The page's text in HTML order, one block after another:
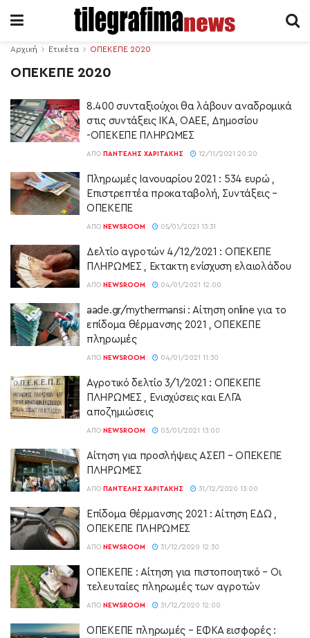
Αρχική Ετικέτα ΟΠΕΚΕΠΕ 2020
ΟΠΕΚΕΠΕ 2020
8.400 συνταξιούχοι θα λάβουν αναδρομικά
στις συντάξεις ΙΚΑ, ΟΑΕΕ, Δημοσίου
-ΟΠΕΚΕΠΕ ΠΛΗΡΩΜΕΣ
ΑΠΌ ΠΑΝΤΕΛΉΣ ΧΑΡΙΤΆΚΗΣ 12/11/2021 20:20
Πληρωμές Ιανουαρίου 2021 : 534 ευρώ ,
Επιστρεπτέα προκαταβολή, Συντάξεις –
ΟΠΕΚΕΠΕ
ΑΠΌ NEWSROOM 05/01/2021 13:31
Δελτίο αγροτών 4/12/2021 : ΟΠΕΚΕΠΕ
ΠΛΗΡΩΜΕΣ , Έκτακτη ενίσχυση ελαιολάδου
ΑΠΌ NEWSROOM 04/01/2021 12:00
aade.gr/mythermansi : Αίτηση online για το
επίδομα θέρμανσης 2021 , ΟΠΕΚΕΠΕ
πληρωμές
ΑΠΌ NEWSROOM 04/01/2021 11:30
Αγροτικό δελτίο 3/1/2021 : ΟΠΕΚΕΠΕ
ΠΛΗΡΩΜΕΣ , Ενισχύσεις και ΕΛΓΑ
αποζημιώσεις
ΑΠΌ NEWSROOM 03/01/2021 13:00
Αίτηση για προσλήψεις ΑΣΕΠ – ΟΠΕΚΕΠΕ
ΠΛΗΡΩΜΕΣ
ΑΠΌ ΠΑΝΤΕΛΉΣ ΧΑΡΙΤΆΚΗΣ 31/12/2020 13:00
Επίδομα θέρμανσης 2021 : Αίτηση ΕΔΩ ,
ΟΠΕΚΕΠΕ ΠΛΗΡΩΜΕΣ
ΑΠΌ NEWSROOM 31/12/2020 12:30
ΟΠΕΚΕΠΕ : Αίτηση για πιστοποιητικό – Οι
τελευταίες πληρωμές των αγροτών
ΑΠΌ NEWSROOM 31/12/2020 12:00
ΟΠΕΚΕΠΕ πληρωμές – ΕΦΚΑ εισφορές :